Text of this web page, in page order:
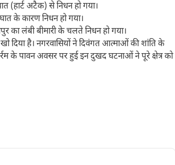
(हार्ट अटैक) से निधन हो गया।
के कारण निधन हो गया।
का लंबी बीमारी के चलते निधन हो गया।
दिया है। नगरवासियों ने दिवंगत आत्माओं की शांति के
के पावन अवसर पर हुई इन दुखद घटनाओं ने पूरे क्षेत्र को